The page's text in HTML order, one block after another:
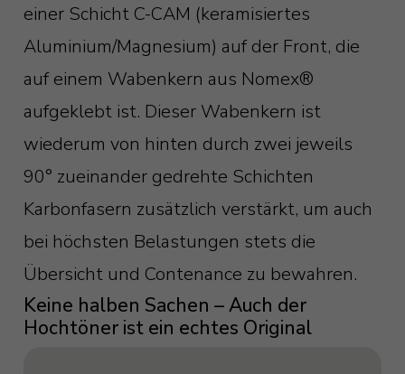
einer Schicht C-CAM (keramisiertes
Aluminium/Magnesium) auf der Front, die
auf einem Wabenkern aus Nomex®
aufgeklebt ist. Dieser Wabenkern ist
wiederum von hinten durch zwei jeweils
90° zueinander gedrehte Schichten
Karbonfasern zusätzlich verstärkt, um auch
bei höchsten Belastungen stets die
Übersicht und Contenance zu bewahren.
Keine halben Sachen – Auch der
Hochtöner ist ein echtes Original